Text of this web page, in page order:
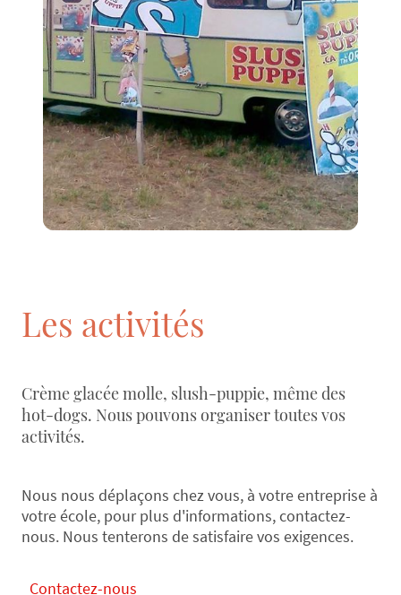
Les activités
Crème glacée molle, slush-puppie, même des
hot-dogs. Nous pouvons organiser toutes vos
activités.
Nous nous déplaçons chez vous, à votre entreprise à
votre école, pour plus d'informations, contactez-
nous. Nous tenterons de satisfaire vos exigences.
Contactez-nous